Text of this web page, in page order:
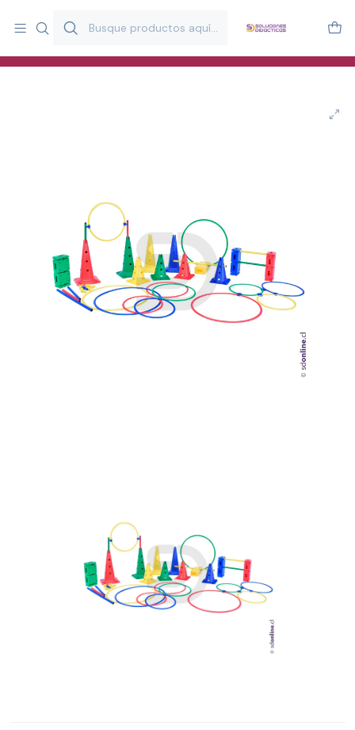
y estimulación infantil en Chile.
Especialistas en recursos educativos para aulas, terapeutas y